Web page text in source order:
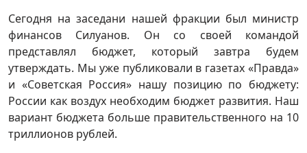
Сегодня на заседани нашей фракции был министр
финансов Силуанов. Он со своей командой
представлял бюджет, который завтра будем
утверждать. Мы уже публиковали в газетах «Правда»
и «Советская Россия» нашу позицию по бюджету:
России как воздух необходим бюджет развития. Наш
вариант бюджета больше правительственного на 10
триллионов рублей.